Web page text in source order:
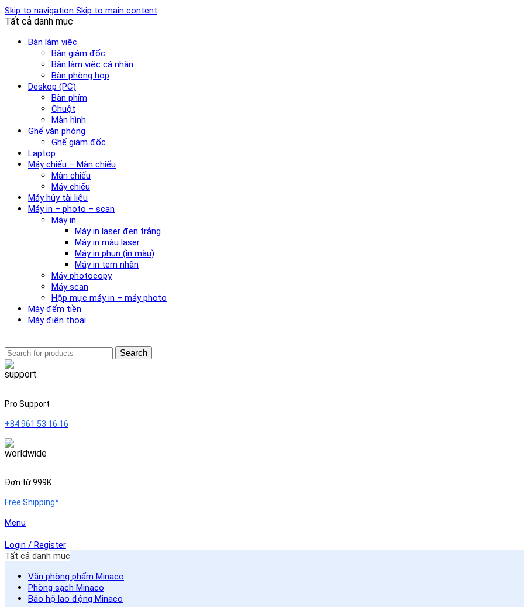
Skip to navigation Skip to main content
Tất cả danh mục
Bàn làm việc
Bàn giám đốc
Bàn làm việc cá nhân
Bàn phòng họp
Deskop (PC)
Bàn phím
Chuột
Màn hình
Ghế văn phòng
Ghế giám đốc
Laptop
Máy chiếu – Màn chiếu
Màn chiếu
Máy chiếu
Máy hủy tài liệu
Máy in – photo – scan
Máy in
Máy in laser đen trắng
Máy in màu laser
Máy in phun (in màu)
Máy in tem nhãn
Máy photocopy
Máy scan
Hộp mực máy in – máy photo
Máy đếm tiền
Máy điện thoại
Search
Pro Support
+84 961 53 16 16
Đơn từ 999K
Free Shipping*
Menu
Login / Register
Tất cả danh mục
Văn phòng phẩm Minaco
Phòng sạch Minaco
Bảo hộ lao động Minaco